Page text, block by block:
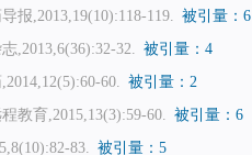
报,2013,19(10):118-119. 被引量：6
,2013,6(36):32-32. 被引量：4
60. 被引量：2
教育,2015,13(3):59-60. 被引量：6
83. 被引量：5